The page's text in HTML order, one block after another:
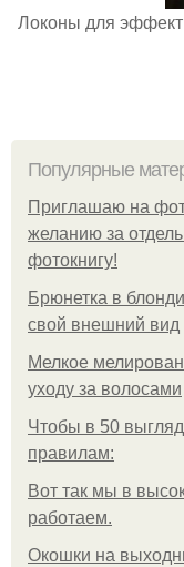
Локоны для
Популярные
Приглашаю на
желанию за
фотокнигу!
Брюнетка в
свой внешний вид
Мелкое
уходу за волосами
Чтобы в 50
правилам:
Вот так мы в
работаем.
Окошки на